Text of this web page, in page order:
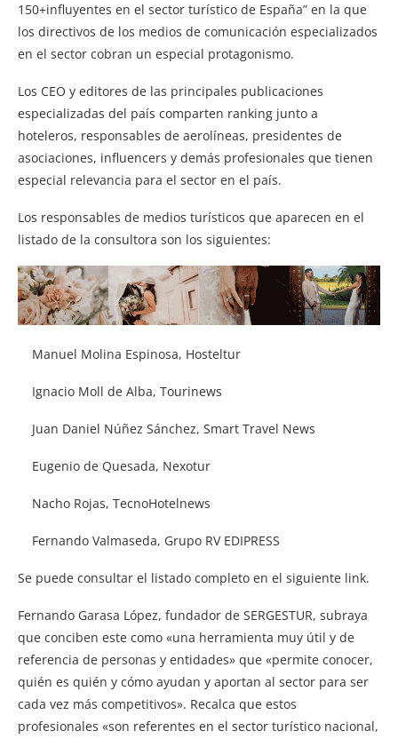
150+influyentes en el sector turístico de España” en la que
los directivos de los medios de comunicación especializados
en el sector cobran un especial protagonismo.
Los CEO y editores de las principales publicaciones
especializadas del país comparten ranking junto a
hoteleros, responsables de aerolíneas, presidentes de
asociaciones, influencers y demás profesionales que tienen
especial relevancia para el sector en el país.
Los responsables de medios turísticos que aparecen en el
listado de la consultora son los siguientes:
Manuel Molina Espinosa, Hosteltur
Ignacio Moll de Alba, Tourinews
Juan Daniel Núñez Sánchez, Smart Travel News
Eugenio de Quesada, Nexotur
Nacho Rojas, TecnoHotelnews
Fernando Valmaseda, Grupo RV EDIPRESS
Se puede consultar el listado completo en el siguiente link.
Fernando Garasa López, fundador de SERGESTUR, subraya
que conciben este como «una herramienta muy útil y de
referencia de personas y entidades» que «permite conocer,
quién es quién y cómo ayudan y aportan al sector para ser
cada vez más competitivos». Recalca que estos
profesionales «son referentes en el sector turístico nacional,